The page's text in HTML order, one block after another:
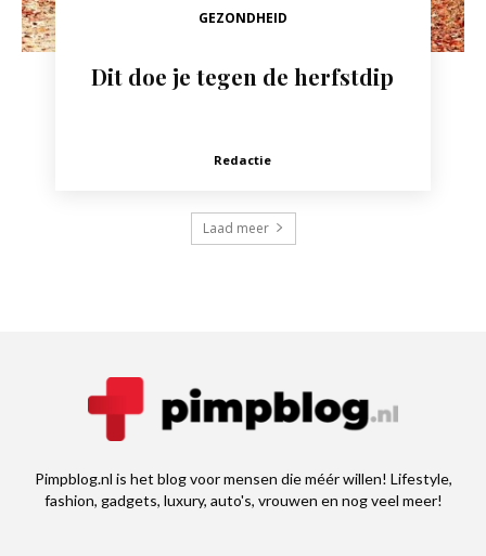
GEZONDHEID
Dit doe je tegen de herfstdip
Redactie
Laad meer
Pimpblog.nl is het blog voor mensen die méér willen! Lifestyle,
fashion, gadgets, luxury, auto's, vrouwen en nog veel meer!